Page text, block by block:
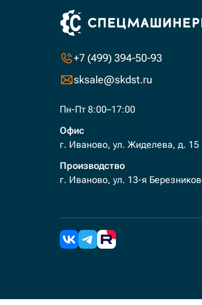
+7 (499) 394-50-93
sksale@skdst.ru
Пн-Пт 8:00–17:00
Офис
г. Иваново, ул. Жиделева, д. 15
Производство
г. Иваново, ул. 13-я